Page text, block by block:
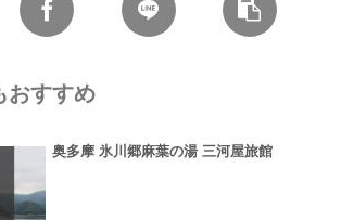
おすすめ
奥多摩 氷川郷麻葉の湯 三河屋旅館